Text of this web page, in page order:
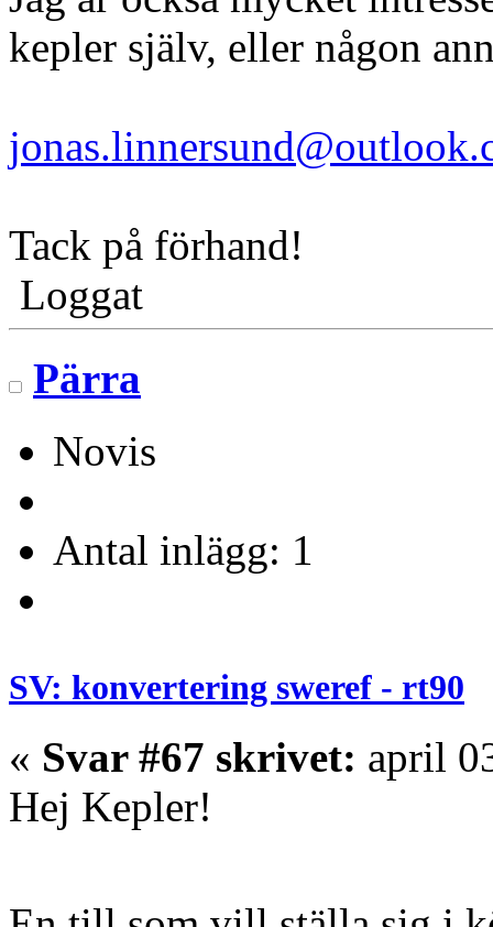
kepler själv, eller någon
Tack på förhand!
Loggat
Pärra
Novis
Antal inlägg: 1
SV: konvertering sweref - rt90
« Svar #67 skrivet: april
Hej Kepler!